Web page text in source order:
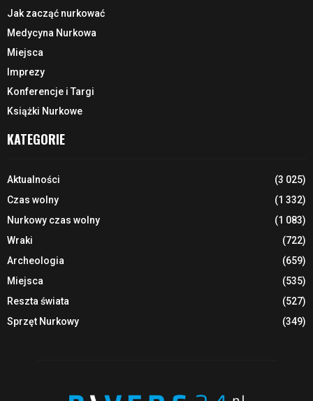
Jak zacząć nurkować
Medycyna Nurkowa
Miejsca
Imprezy
Konferencje i Targi
Książki Nurkowe
KATEGORIE
Aktualności
(3 025)
Czas wolny
(1 332)
Nurkowy czas wolny
(1 083)
Wraki
(722)
Archeologia
(659)
Miejsca
(535)
Reszta świata
(527)
Sprzęt Nurkowy
(349)